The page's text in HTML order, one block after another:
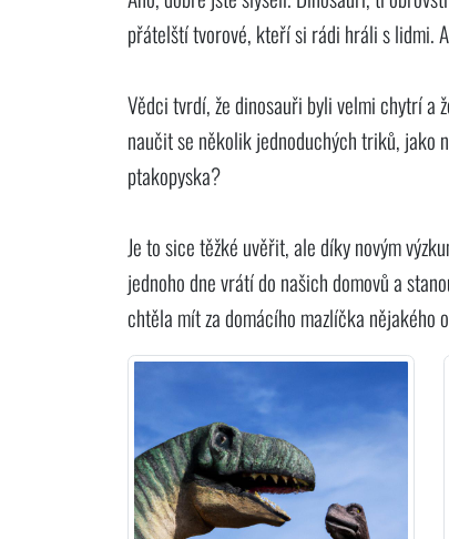
přátelští tvorové, kteří si rádi hráli s lidmi.
Vědci tvrdí, že dinosauři byli velmi chytrí a
naučit se několik jednoduchých triků, jako
ptakopyska?
Je to sice těžké uvěřit, ale díky novým
jednoho dne vrátí do našich domovů a
chtěla mít za domácího mazlíčka nějakého